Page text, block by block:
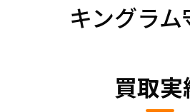
キングラ
買取実